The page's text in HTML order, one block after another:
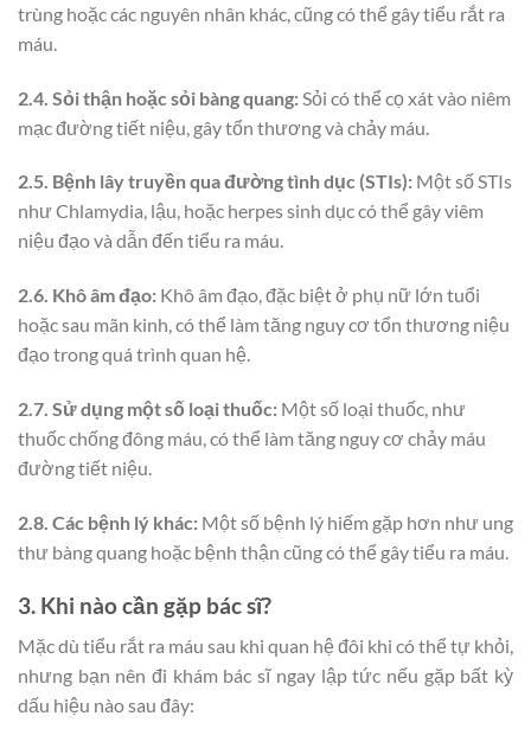
trùng hoặc các nguyên nhân khác, cũng có thể gây tiểu rắt ra
máu.
2.4. Sỏi thận hoặc sỏi bàng quang: Sỏi có thể cọ xát vào niêm
mạc đường tiết niệu, gây tổn thương và chảy máu.
2.5. Bệnh lây truyền qua đường tình dục (STIs): Một số STIs
như Chlamydia, lậu, hoặc herpes sinh dục có thể gây viêm
niệu đạo và dẫn đến tiểu ra máu.
2.6. Khô âm đạo: Khô âm đạo, đặc biệt ở phụ nữ lớn tuổi
hoặc sau mãn kinh, có thể làm tăng nguy cơ tổn thương niệu
đạo trong quá trình quan hệ.
2.7. Sử dụng một số loại thuốc: Một số loại thuốc, như
thuốc chống đông máu, có thể làm tăng nguy cơ chảy máu
đường tiết niệu.
2.8. Các bệnh lý khác: Một số bệnh lý hiếm gặp hơn như ung
thư bàng quang hoặc bệnh thận cũng có thể gây tiểu ra máu.
3. Khi nào cần gặp bác sĩ?
Mặc dù tiểu rắt ra máu sau khi quan hệ đôi khi có thể tự khỏi,
nhưng bạn nên đi khám bác sĩ ngay lập tức nếu gặp bất kỳ
dấu hiệu nào sau đây: